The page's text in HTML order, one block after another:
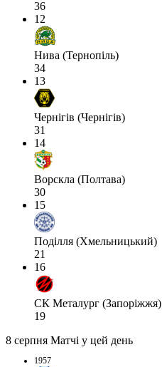
36
12
Нива (Тернопіль)
34
13
Чернігів (Чернігів)
31
14
Ворскла (Полтава)
30
15
Поділля (Хмельницький)
21
16
СК Металург (Запоріжжя)
19
8 серпня Матчі у цей день
1957